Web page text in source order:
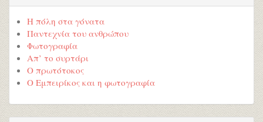
Η πόλη στα γόνατα
Παντεχνία του ανθρώπου
Φωτογραφία
Απ’ το συρτάρι
Ο πρωτότοκος
Ο Εμπειρίκος και η φωτογραφία